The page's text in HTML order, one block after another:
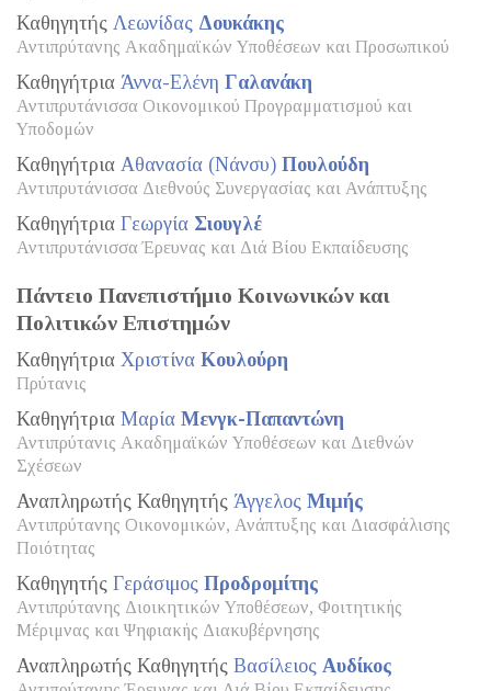
Καθηγητής Λεωνίδας Δουκάκης
Αντιπρύτανης Ακαδημαϊκών Υποθέσεων και Προσωπικού
Καθηγήτρια Άννα-Ελένη Γαλανάκη
Αντιπρυτάνισσα Οικονομικού Προγραμματισμού και
Υποδομών
Καθηγήτρια Αθανασία (Νάνσυ) Πουλούδη
Αντιπρυτάνισσα Διεθνούς Συνεργασίας και Ανάπτυξης
Καθηγήτρια Γεωργία Σιουγλέ
Αντιπρυτάνισσα Έρευνας και Διά Βίου Εκπαίδευσης
Πάντειο Πανεπιστήμιο Κοινωνικών και
Πολιτικών Επιστημών
Καθηγήτρια Χριστίνα Κουλούρη
Πρύτανις
Καθηγήτρια Μαρία Μενγκ-Παπαντώνη
Αντιπρύτανις Ακαδημαϊκών Υποθέσεων και Διεθνών
Σχέσεων
Αναπληρωτής Καθηγητής Άγγελος Μιμής
Αντιπρύτανης Οικονομικών, Ανάπτυξης και Διασφάλισης
Ποιότητας
Καθηγητής Γεράσιμος Προδρομίτης
Αντιπρύτανης Διοικητικών Υποθέσεων, Φοιτητικής
Μέριμνας και Ψηφιακής Διακυβέρνησης
Αναπληρωτής Καθηγητής Βασίλειος Αυδίκος